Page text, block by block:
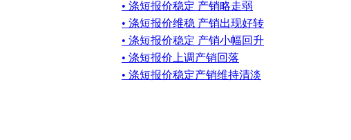
• 涤短报价稳定 产销略走弱
• 涤短报价维稳 产销出现好转
• 涤短报价稳定 产销小幅回升
• 涤短报价上调产销回落
• 涤短报价稳定产销维持清淡